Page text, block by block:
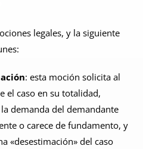
legales, y la siguiente
: esta moción solicita al
el caso en su totalidad,
demanda del demandante
o carece de fundamento, y
«desestimación» del caso